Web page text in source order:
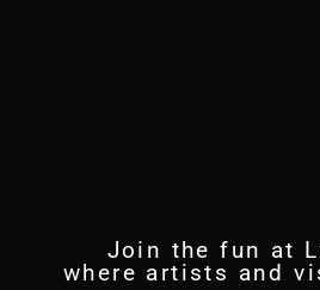
Join the fun at
where artists and